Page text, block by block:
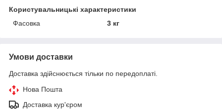
Користувальницькі характеристики
Фасовка
3 кг
Умови доставки
Доставка здійснюється тільки по передоплаті.
Нова Пошта
Доставка кур'єром